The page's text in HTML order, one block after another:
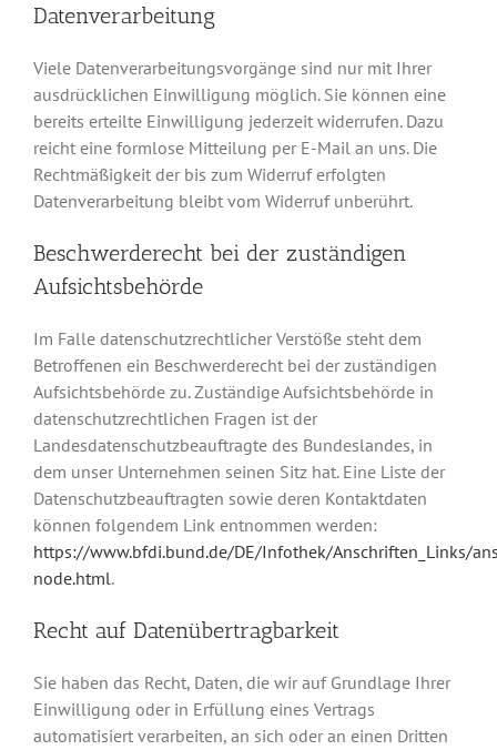
Datenverarbeitung
Viele Datenverarbeitungsvorgänge sind nur mit Ihrer
ausdrücklichen Einwilligung möglich. Sie können eine
bereits erteilte Einwilligung jederzeit widerrufen. Dazu
reicht eine formlose Mitteilung per E-Mail an uns. Die
Rechtmäßigkeit der bis zum Widerruf erfolgten
Datenverarbeitung bleibt vom Widerruf unberührt.
Beschwerderecht bei der zuständigen
Aufsichtsbehörde
Im Falle datenschutzrechtlicher Verstöße steht dem
Betroffenen ein Beschwerderecht bei der zuständigen
Aufsichtsbehörde zu. Zuständige Aufsichtsbehörde in
datenschutzrechtlichen Fragen ist der
Landesdatenschutzbeauftragte des Bundeslandes, in
dem unser Unternehmen seinen Sitz hat. Eine Liste der
Datenschutzbeauftragten sowie deren Kontaktdaten
können folgendem Link entnommen werden:
https://www.bfdi.bund.de/DE/Infothek/Anschriften_Links/
node.html.
Recht auf Datenübertragbarkeit
Sie haben das Recht, Daten, die wir auf Grundlage Ihrer
Einwilligung oder in Erfüllung eines Vertrags
automatisiert verarbeiten, an sich oder an einen Dritten